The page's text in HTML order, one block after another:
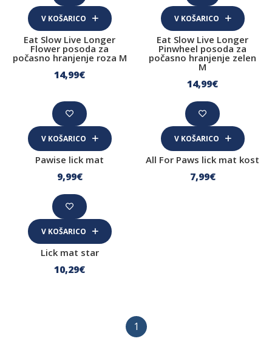
Trening
Vedenje in vzgoja
Igrače
Interaktivne igrače
Ležišča, blazine in odeje
Blazine
Oblačila za pse
Dežni plašči
Sušilni plašči
Zimski plašči
V KOŠARICO
Eat Slow Live Longer
Flower posoda za
počasno hranjenje roza M
14,99€
V KOŠARICO
Eat Slow Live Longer
Pinwheel posoda za
počasno hranjenje zelen
M
14,99€
V KOŠARICO
Pawise lick mat
9,99€
V KOŠARICO
All For Paws lick mat kost
7,99€
V KOŠARICO
Lick mat star
10,29€
1